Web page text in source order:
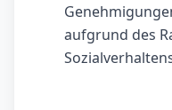
aufgrund des